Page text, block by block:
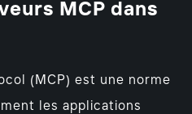
MCP dans
(MCP) est une norme
les applications